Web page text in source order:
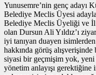
Yunusemre’nin genç adayı
Belediye Meclis Üyesi
Belediye Meclis Üyeliği ve İl
olan Dursun Ali Yıldız’ı
iyi tanıyan duayen
hakkında görüş
siyasi bir geçmişim yok,
yönetim anlayışı